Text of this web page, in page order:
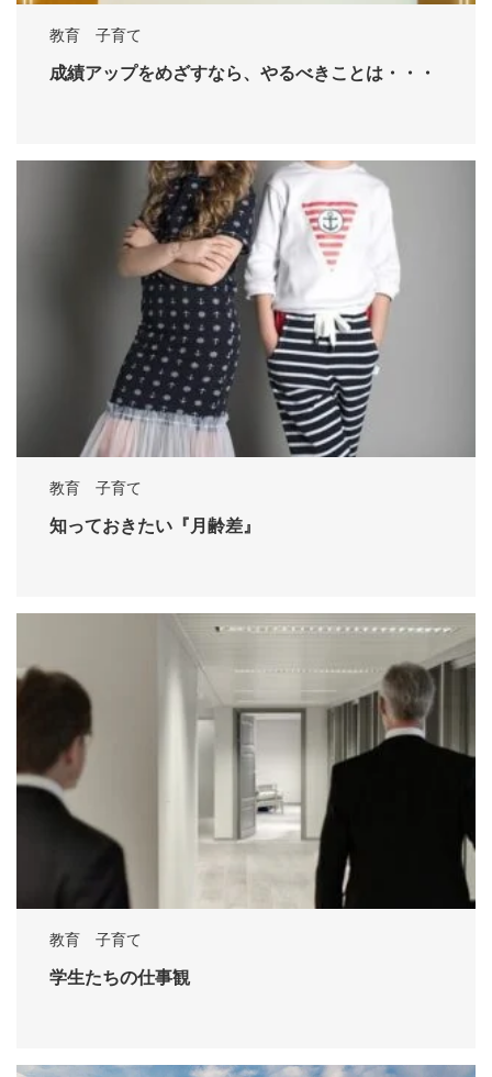
教育 子育て
成績アップをめざすなら、やるべきことは・・・
教育 子育て
知っておきたい『月齢差』
教育 子育て
学生たちの仕事観